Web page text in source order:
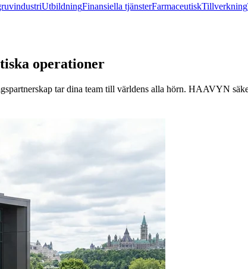
UtbildningFinansiella tjänsterFarmaceutiskTillverkning
operationer
tar dina team till världens alla hörn. HAAVYN